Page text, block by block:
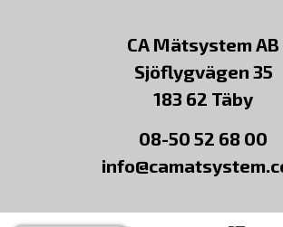
CA Mätsystem AB
Sjöflygvägen 35
183 62 Täby
08-50 52 68 00